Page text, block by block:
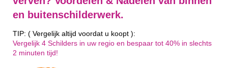
en buitenschilderwerk.
TIP: ( Vergelijk altijd voordat u koopt ):
Vergelijk 4 Schilders in uw regio en bespaar tot 40% in slechts
2 minuten tijd!